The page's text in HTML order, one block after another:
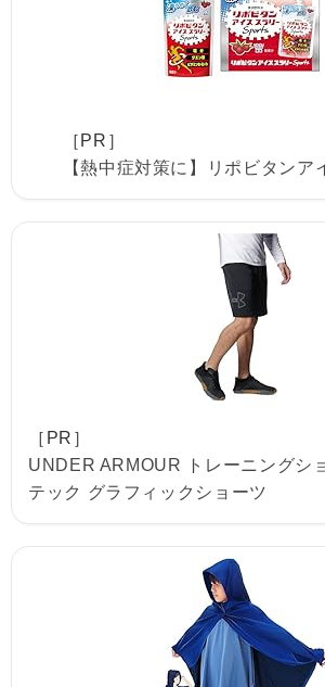
［PR］
【熱中症対策に】リポビタンア
［PR］
UNDER ARMOUR トレーニングシ
テック グラフィックショーツ